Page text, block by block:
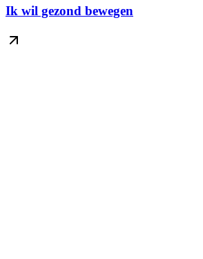
Ik wil gezond bewegen